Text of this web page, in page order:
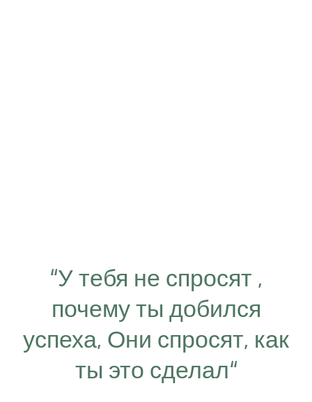
“У тебя не спросят ,
почему ты добился
успеха, Они спросят, как
ты это сделал“